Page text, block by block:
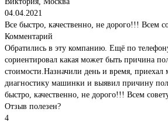
04.04.2021
Все быстро, качественно, не дорого!!! Всем
Комментарий
Обратились в эту компанию. Ещё по
сориентировал какая может быть причина
стоимости.Назначили день и время, приехал
диагностику машинки и выявил причину
быстро, качественно, не дорого!!! Всем
Отзыв полезен?
4